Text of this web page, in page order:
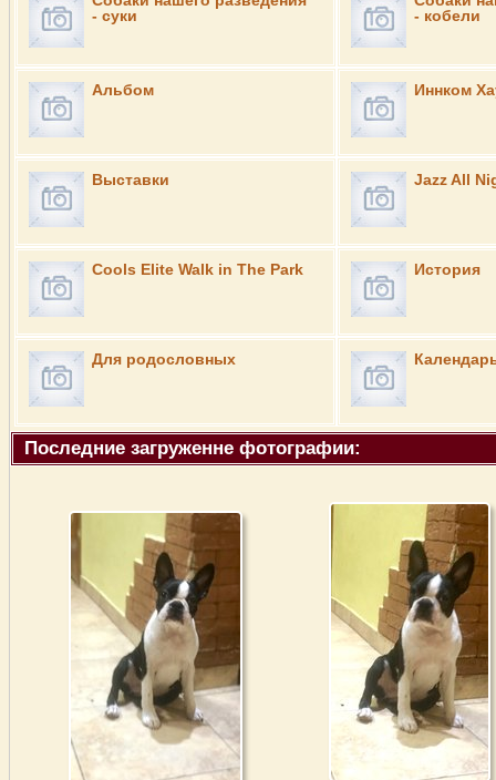
- суки
- кобели
Альбом Иннком
Выставки Jazz All
Cools Elite Walk in The Park История
Для родословных
Последние загруженне фотографии: